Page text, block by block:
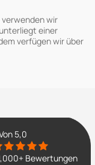
verwenden wir
einer
verfügen wir über
5,0
Bewertungen